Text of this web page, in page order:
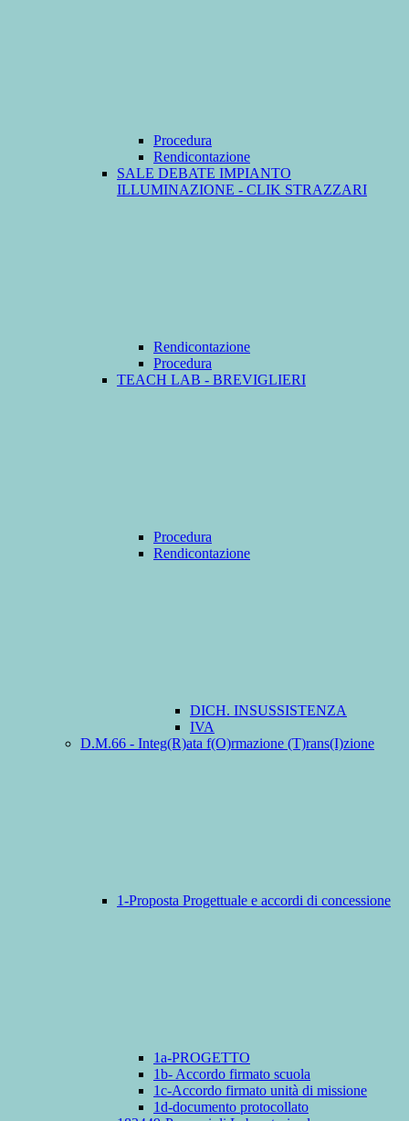
Procedura
Rendicontazione
SALE DEBATE IMPIANTO
ILLUMINAZIONE - CLIK STRAZZARI
Rendicontazione
Procedura
TEACH LAB - BREVIGLIERI
Procedura
Rendicontazione
DICH. INSUSSISTENZA
IVA
D.M.66 - Integ(R)ata f(O)rmazione (T)rans(I)zione
1-Proposta Progettuale e accordi di concessione
1a-PROGETTO
1b- Accordo firmato scuola
1c-Accordo firmato unità di missione
1d-documento protocollato